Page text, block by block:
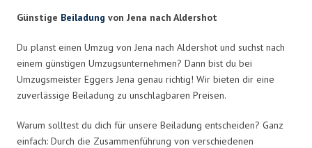
Günstige Beiladung von Jena nach Aldershot
Du planst einen Umzug von Jena nach Aldershot und suchst nach
einem günstigen Umzugsunternehmen? Dann bist du bei
Umzugsmeister Eggers Jena genau richtig! Wir bieten dir eine
zuverlässige Beiladung zu unschlagbaren Preisen.
Warum solltest du dich für unsere Beiladung entscheiden? Ganz
einfach: Durch die Zusammenführung von verschiedenen